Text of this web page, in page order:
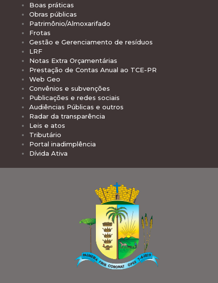
Boas práticas
Obras públicas
Patrimônio/Almoxarifado
Frotas
Gestão e Gerenciamento de resíduos
LRF
Notas Extra Orçamentárias
Prestação de Contas Anual ao TCE-PR
Web Geo
Convênios e subvenções
Publicações e redes sociais
Audiências Públicas e outros
Radar da transparência
Leis e atos
Tributário
Portal inadimplência
Dívida Ativa